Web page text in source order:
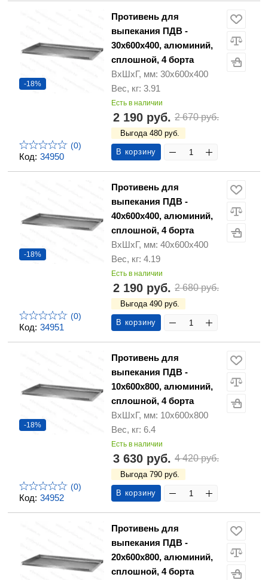
Код: 34950
-18%
(0)
Противень для
выпекания ПДВ -
30х600х400, алюминий,
сплошной, 4 борта
ВхШхГ, мм: 30х600х400
Вес, кг: 3.91
Есть в наличии
2 190 руб. 2 670 руб.
Выгода 480 руб.
В корзину
Код: 34951
-18%
(0)
Противень для
выпекания ПДВ -
40х600х400, алюминий,
сплошной, 4 борта
ВхШхГ, мм: 40х600х400
Вес, кг: 4.19
Есть в наличии
2 190 руб. 2 680 руб.
Выгода 490 руб.
В корзину
Код: 34952
-18%
(0)
Противень для
выпекания ПДВ -
10х600х800, алюминий,
сплошной, 4 борта
ВхШхГ, мм: 10х600х800
Вес, кг: 6.4
Есть в наличии
3 630 руб. 4 420 руб.
Выгода 790 руб.
В корзину
Противень для
выпекания ПДВ -
20х600х800, алюминий,
сплошной, 4 борта